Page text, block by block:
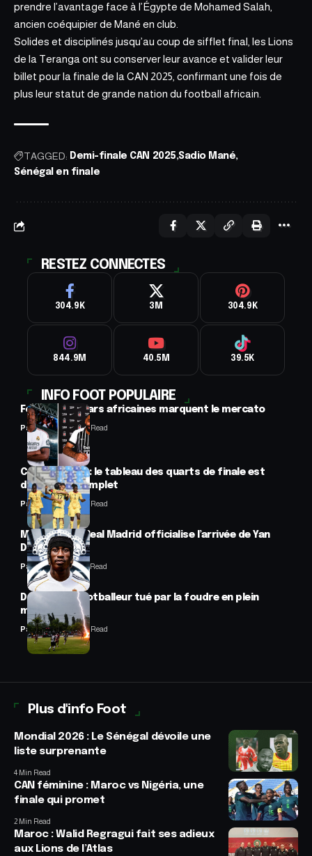
prendre l’avantage face à l’Égypte de Mohamed Salah,
ancien coéquipier de Mané en club.
Solides et disciplinés jusqu’au coup de sifflet final, les Lions
de la Teranga ont su conserver leur avance et valider leur
billet pour la finale de la CAN 2025, confirmant une fois de
plus leur statut de grande nation du football africain.
TAGGED: Demi-finale CAN 2025 Sadio Mané
Sénégal en finale
RESTEZ CONNECTES
304.9K 3M 304.9K
844.9M 40.5M 39.5K
INFO FOOT POPULAIRE
Football : 2 stars africaines marquent le mercato
Panafrofoot2 Min Read
CAN féminine : le tableau des quarts de finale est
désormais complet
Panafrofoot2 Min Read
Mercato : Le Real Madrid officialise l’arrivée de Yan
Diomandé
Panafrofoot1 Min Read
Drame : un footballeur tué par la foudre en plein
match
Panafrofoot2 Min Read
Plus d'info Foot
Mondial 2026 : Le Sénégal dévoile une
liste surprenante
4 Min Read
CAN féminine : Maroc vs Nigéria, une
finale qui promet
2 Min Read
Maroc : Walid Regragui fait ses adieux
aux Lions de l’Atlas